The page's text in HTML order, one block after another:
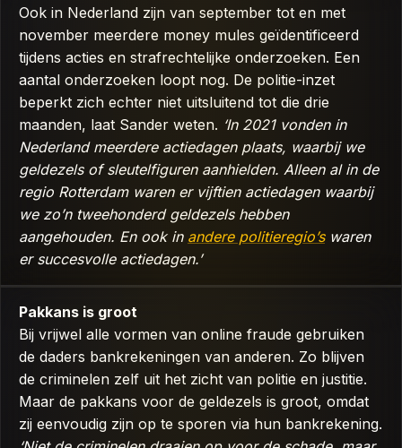
Ook in Nederland zijn van september tot en met
november meerdere money mules geïdentificeerd
tijdens acties en strafrechtelijke onderzoeken. Een
aantal onderzoeken loopt nog. De politie-inzet
beperkt zich echter niet uitsluitend tot die drie
maanden, laat Sander weten. ‘In 2021 vonden in
Nederland meerdere actiedagen plaats, waarbij we
geldezels of sleutelfiguren aanhielden. Alleen al in de
regio Rotterdam waren er vijftien actiedagen waarbij
we zo’n tweehonderd geldezels hebben
aangehouden. En ook in andere politieregio’swaren
er succesvolle actiedagen.’
Pakkans is groot
Bij vrijwel alle vormen van online fraude gebruiken
de daders bankrekeningen van anderen. Zo blijven
de criminelen zelf uit het zicht van politie en justitie.
Maar de pakkans voor de geldezels is groot, omdat
zij eenvoudig zijn op te sporen via hun bankrekening.